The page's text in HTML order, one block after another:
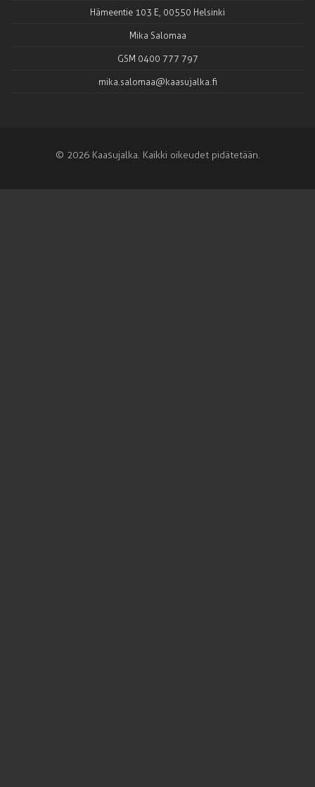
Hämeentie 103 E, 00550 Helsinki
Mika Salomaa
GSM 0400 777 797
mika.salomaa@kaasujalka.fi
© 2026 Kaasujalka. Kaikki oikeudet pidätetään.